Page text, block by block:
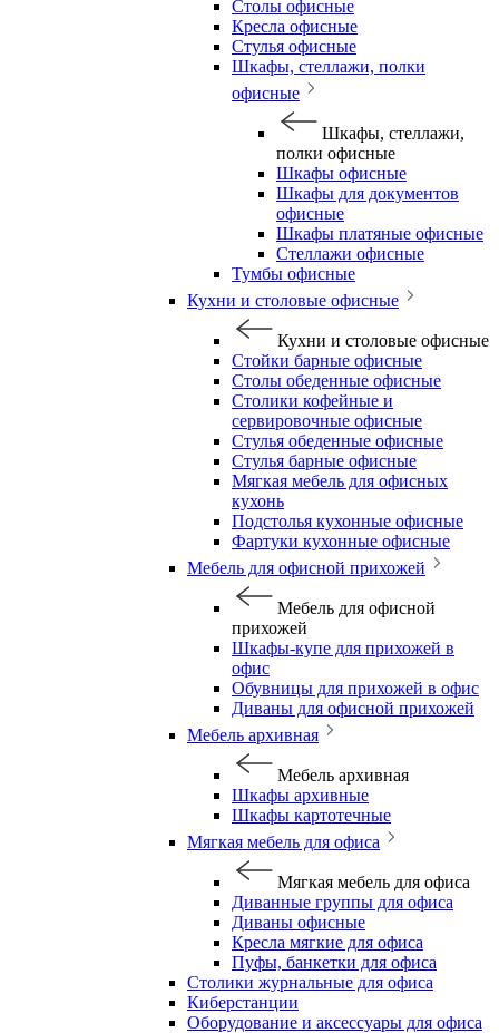
Столы офисные
Кресла офисные
Стулья офисные
Шкафы, стеллажи, полки
офисные
Шкафы, стеллажи,
полки офисные
Шкафы офисные
Шкафы для документов
офисные
Шкафы платяные офисные
Стеллажи офисные
Тумбы офисные
Кухни и столовые офисные
Кухни и столовые офисные
Стойки барные офисные
Столы обеденные офисные
Столики кофейные и
сервировочные офисные
Стулья обеденные офисные
Стулья барные офисные
Мягкая мебель для офисных
кухонь
Подстолья кухонные офисные
Фартуки кухонные офисные
Мебель для офисной прихожей
Мебель для офисной
прихожей
Шкафы-купе для прихожей в
офис
Обувницы для прихожей в офис
Диваны для офисной прихожей
Мебель архивная
Мебель архивная
Шкафы архивные
Шкафы картотечные
Мягкая мебель для офиса
Мягкая мебель для офиса
Диванные группы для офиса
Диваны офисные
Кресла мягкие для офиса
Пуфы, банкетки для офиса
Столики журнальные для офиса
Киберстанции
Оборудование и аксессуары для офиса